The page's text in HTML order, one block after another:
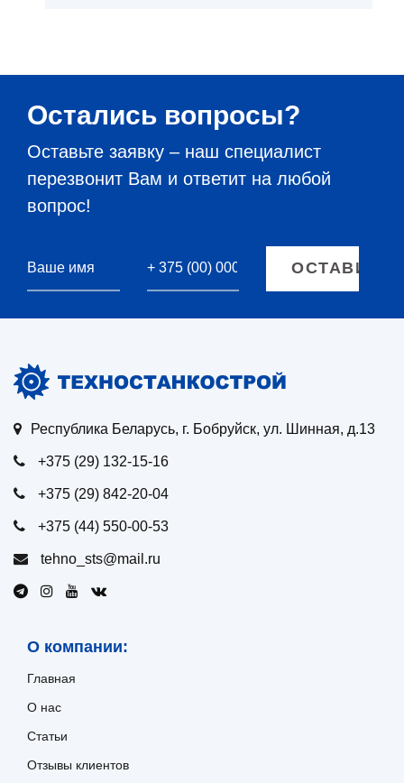
Остались вопросы?
Оставьте заявку – наш специалист
перезвонит Вам и ответит на любой
вопрос!
Республика Беларусь, г. Бобруйск, ул. Шинная, д.13
+375 (29) 132-15-16
+375 (29) 842-20-04
+375 (44) 550-00-53
tehno_sts@mail.ru
О компании:
Главная
О нас
Статьи
Отзывы клиентов